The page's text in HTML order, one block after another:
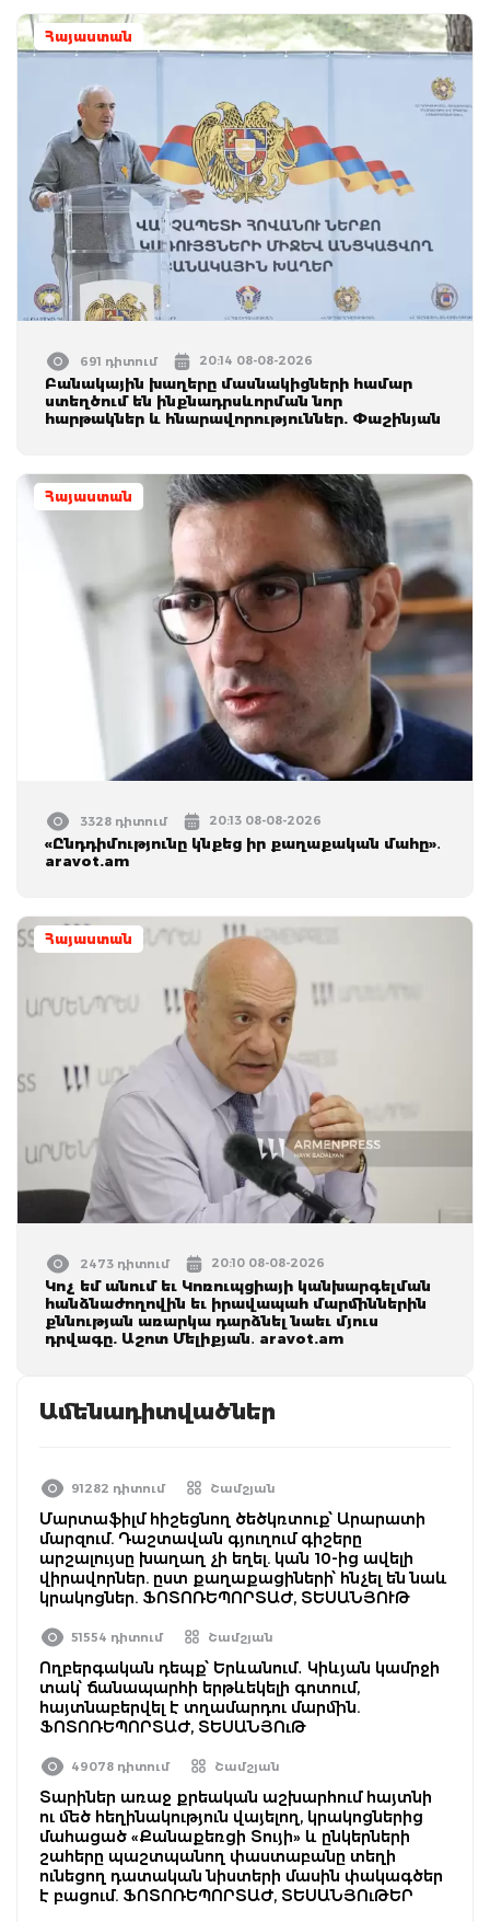
Հայաստան
691 դիտում 20:14 08-08-2026
Բանակային խաղերը մասնակիցների համար
ստեղծում են ինքնադրսևորման նոր
հարթակներ և հնարավորություններ. Փաշինյան
Հայաստան
3328 դիտում 20:13 08-08-2026
«Ընդդիմությունը կնքեց իր քաղաքական մահը»․
aravot.am
Հայաստան
2473 դիտում 20:10 08-08-2026
Կոչ եմ անում եւ Կոռուպցիայի կանխարգելման
հանձնաժողովին եւ իրավապահ մարմիններին
քննության առարկա դարձնել նաեւ մյուս
դրվագը. Աշոտ Մելիքյան․ aravot.am
Ամենադիտվածներ
91282 դիտում Շամշյան
Մարտաֆիլմ հիշեցնող ծեծկռտուք՝ Արարատի
մարզում. Դաշտավան գյուղում գիշերը
արշալույսը խաղաղ չի եղել. կան 10-ից ավելի
վիրավորներ. ըստ քաղաքացիների՝ հնչել են նաև
կրակոցներ. ՖՈՏՈՌԵՊՈՐՏԱԺ, ՏԵՍԱՆՅՈՒԹ
51554 դիտում Շամշյան
Ողբերգական դեպք՝ Երևանում․ Կիևյան կամրջի
տակ՝ ճանապարհի երթևեկելի գոտում,
հայտնաբերվել է տղամարդու մարմին.
ՖՈՏՈՌԵՊՈՐՏԱԺ, ՏԵՍԱՆՅՈւԹ
49078 դիտում Շամշյան
Տարիներ առաջ քրեական աշխարհում հայտնի
ու մեծ հեղինակություն վայելող, կրակոցներից
մահացած «Քանաքեռցի Տույի» և ընկերների
շահերը պաշտպանող փաստաբանը տեղի
ունեցող դատական նիստերի մասին փակագծեր
է բացում. ՖՈՏՈՌԵՊՈՐՏԱԺ, ՏԵՍԱՆՅՈւԹԵՐ